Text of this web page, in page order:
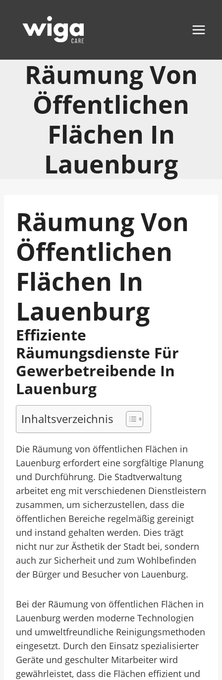
Inhalt
springen
Räumung Von
Öffentlichen
Flächen In
Lauenburg
Räumung Von
Öffentlichen
Flächen In
Lauenburg
Effiziente
Räumungsdienste Für
Gewerbetreibende In
Lauenburg
Inhaltsverzeichnis
Die Räumung von öffentlichen Flächen in
Lauenburg erfordert eine sorgfältige Planung
und Durchführung. Die Stadtverwaltung
arbeitet eng mit verschiedenen Dienstleistern
zusammen, um sicherzustellen, dass die
öffentlichen Bereiche regelmäßig gereinigt
und instand gehalten werden. Dies trägt
nicht nur zur Ästhetik der Stadt bei, sondern
auch zur Sicherheit und zum Wohlbefinden
der Bürger und Besucher von Lauenburg.
Bei der Räumung von öffentlichen Flächen in
Lauenburg werden moderne Technologien
und umweltfreundliche Reinigungsmethoden
eingesetzt. Durch den Einsatz spezialisierter
Geräte und geschulter Mitarbeiter wird
gewährleistet, dass die Flächen effizient und